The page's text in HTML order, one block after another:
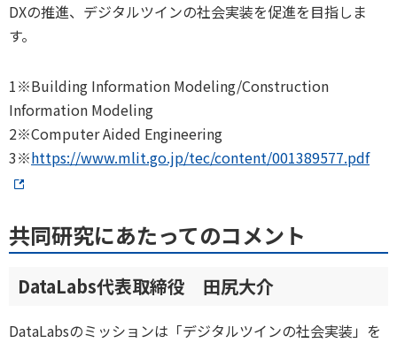
DXの推進、デジタルツインの社会実装を促進を目指しま
す。
1※Building Information Modeling/Construction
Information Modeling
2※Computer Aided Engineering
3※https://www.mlit.go.jp/tec/content/001389577.pdf
共同研究にあたってのコメント
DataLabs代表取締役 田尻大介
DataLabsのミッションは「デジタルツインの社会実装」を